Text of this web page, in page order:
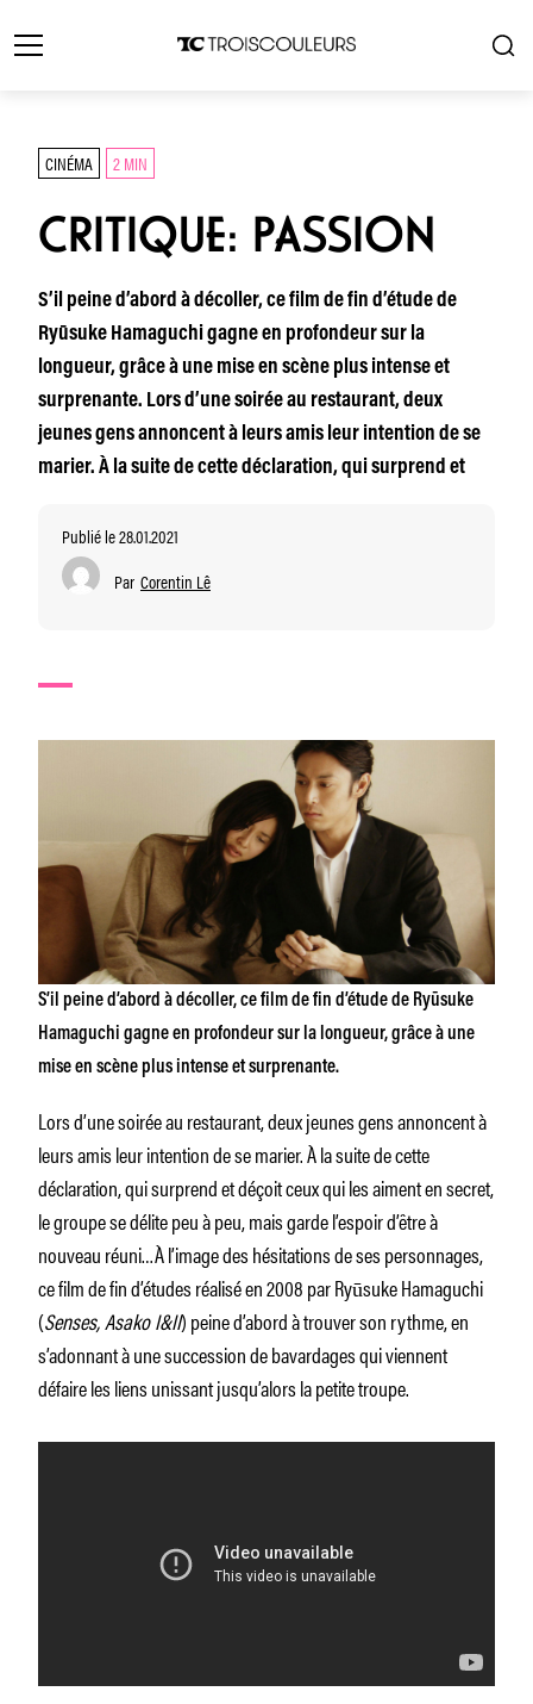
CINÉMA 2 MIN
CRITIQUE: PASSION
S’il peine d’abord à décoller, ce film de fin d’étude de
Ryūsuke Hamaguchi gagne en profondeur sur la
longueur, grâce à une mise en scène plus intense et
surprenante. Lors d’une soirée au restaurant, deux
jeunes gens annoncent à leurs amis leur intention de se
marier. À la suite de cette déclaration, qui surprend et
Publié le 28.01.2021
Par Corentin Lê
S’il peine d’abord à décoller, ce film de fin d’étude de Ryūsuke
Hamaguchi gagne en profondeur sur la longueur, grâce à une
mise en scène plus intense et surprenante.
Lors d’une soirée au restaurant, deux jeunes gens annoncent à
leurs amis leur intention de se marier. À la suite de cette
déclaration, qui surprend et déçoit ceux qui les aiment en secret,
le groupe se délite peu à peu, mais garde l’espoir d’être à
nouveau réuni…À l’image des hésitations de ses personnages,
ce film de fin d’études réalisé en 2008 par Ryūsuke Hamaguchi
(Senses, Asako I&II) peine d’abord à trouver son rythme, en
s’adonnant à une succession de bavardages qui viennent
défaire les liens unissant jusqu’alors la petite troupe.